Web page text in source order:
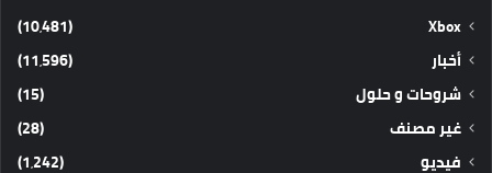
Xbox
(10٬481)
أخبار
(11٬596)
شروحات و حلول
(15)
غير مصنف
(28)
فيديو
(1٬242)